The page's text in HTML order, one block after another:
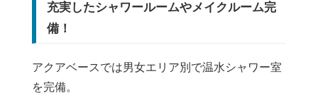
充実したシャワールームやメイクルーム完
備！
アクアベースでは男女エリア別で温水シャワー室
を完備。